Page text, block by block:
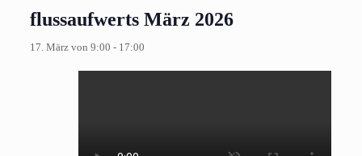
flussaufwerts März 2026
17. März von 9:00 - 17:00